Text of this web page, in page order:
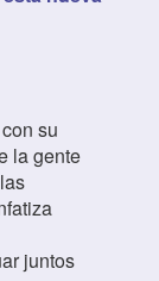
su
la gente
juntos